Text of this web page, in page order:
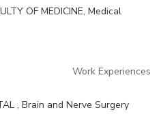
OF MEDICINE, Medical
Work Experiences
, Brain and Nerve Surgery